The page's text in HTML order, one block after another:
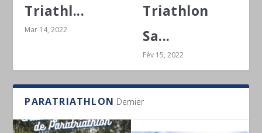
Triathl...
Mar 14, 2022
Triathlon
Sa...
Fév 15, 2022
PARATRIATHLON Dernier